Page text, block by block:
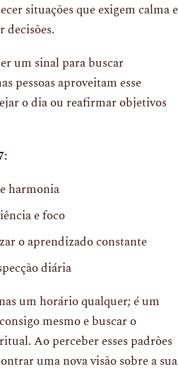
situações que exigem calma e
decisões.
um sinal para buscar
pessoas aproveitam esse
o dia ou reafirmar objetivos
harmonia
e foco
o aprendizado constante
diária
um horário qualquer; é um
mesmo e buscar o
Ao perceber esses padrões
uma nova visão sobre a sua